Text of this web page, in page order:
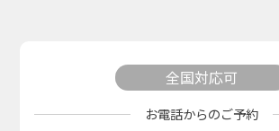
全国対応可
お電話からのご予約